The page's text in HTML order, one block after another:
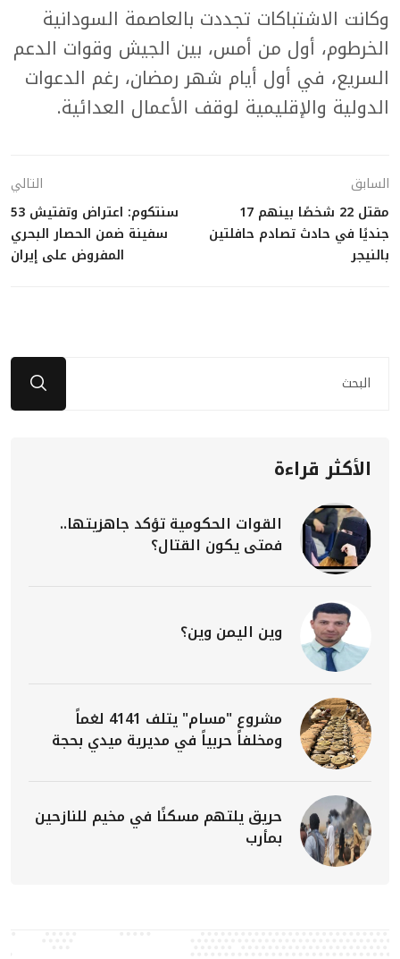
وكانت الاشتباكات تجددت بالعاصمة السودانية
الخرطوم، أول من أمس، بين الجيش وقوات الدعم
السريع، في أول أيام شهر رمضان، رغم الدعوات
الدولية والإقليمية لوقف الأعمال العدائية.
السابق
مقتل 22 شخصًا بينهم 17
جنديًا في حادث تصادم حافلتين
بالنيجر
التالي
سنتكوم: اعتراض وتفتيش 53
سفينة ضمن الحصار البحري
المفروض على إيران
الأكثر قراءة
القوات الحكومية تؤكد جاهزيتها..
فمتى يكون القتال؟
وين اليمن وين؟
مشروع "مسام" يتلف 4141 لغماً
ومخلفاً حربياً في مديرية ميدي بحجة
حريق يلتهم مسكنًا في مخيم للنازحين
بمأرب